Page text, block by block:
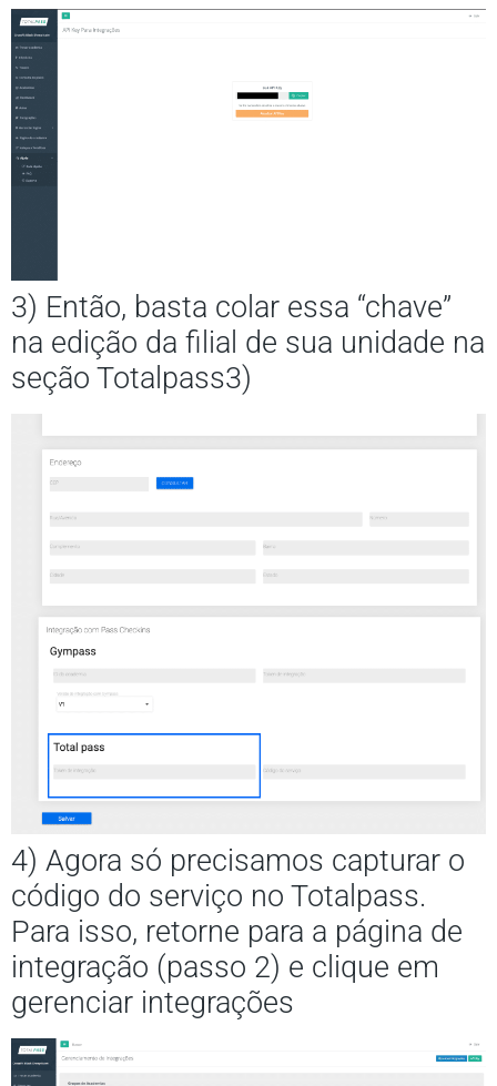
3) Então, basta colar essa “chave”
na edição da filial de sua unidade na
seção Totalpass3)
4) Agora só precisamos capturar o
código do serviço no Totalpass.
Para isso, retorne para a página de
integração (passo 2) e clique em
gerenciar integrações